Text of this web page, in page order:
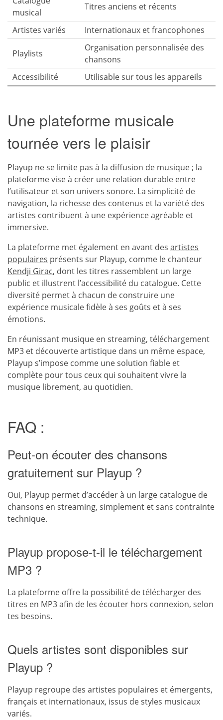
musical
Titres anciens et récents
Artistes variés Internationaux et francophones
Playlists
Organisation personnalisée des
chansons
Accessibilité
Utilisable sur tous les appareils
Une plateforme musicale
tournée vers le plaisir
Playup ne se limite pas à la diffusion de musique ; la
plateforme vise à créer une relation durable entre
l’utilisateur et son univers sonore. La simplicité de
navigation, la richesse des contenus et la variété des
artistes contribuent à une expérience agréable et
immersive.
La plateforme met également en avant des artistes
populaires présents sur Playup, comme le chanteur
Kendji Girac, dont les titres rassemblent un large
public et illustrent l’accessibilité du catalogue. Cette
diversité permet à chacun de construire une
expérience musicale fidèle à ses goûts et à ses
émotions.
En réunissant musique en streaming, téléchargement
MP3 et découverte artistique dans un même espace,
Playup s’impose comme une solution fiable et
complète pour tous ceux qui souhaitent vivre la
musique librement, au quotidien.
FAQ :
Peut-on écouter des chansons
gratuitement sur Playup ?
Oui, Playup permet d’accéder à un large catalogue de
chansons en streaming, simplement et sans contrainte
technique.
Playup propose-t-il le téléchargement
MP3 ?
La plateforme offre la possibilité de télécharger des
titres en MP3 afin de les écouter hors connexion, selon
tes besoins.
Quels artistes sont disponibles sur
Playup ?
Playup regroupe des artistes populaires et émergents,
français et internationaux, issus de styles musicaux
variés.